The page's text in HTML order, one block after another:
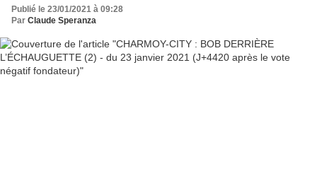
Publié le 23/01/2021 à 09:28
Par Claude Speranza